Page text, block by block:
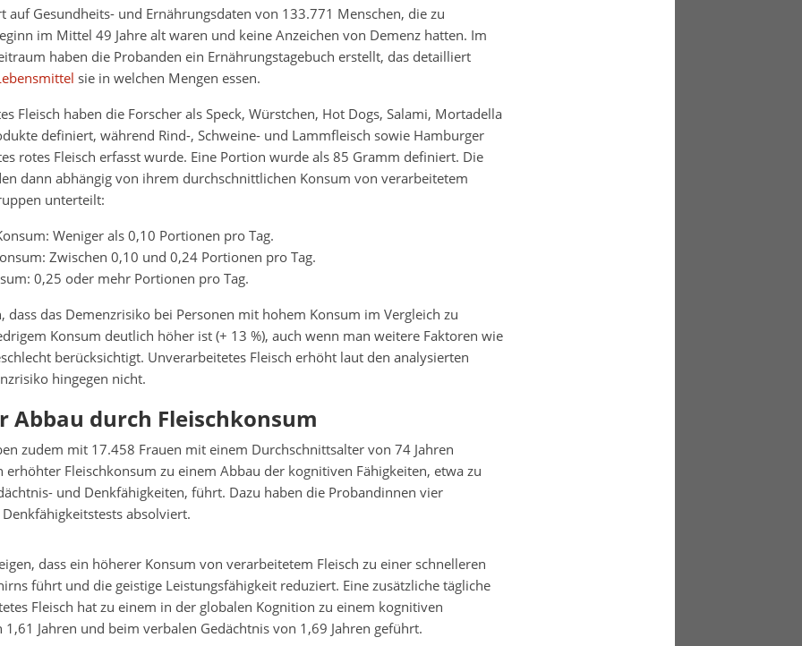
auf Gesundheits- und Ernährungsdaten von 133.771 Menschen, die zu
im Mittel 49 Jahre alt waren und keine Anzeichen von Demenz hatten. Im
haben die Probanden ein Ernährungstagebuch erstellt, das detailliert
sie in welchen Mengen essen.
Fleisch haben die Forscher als Speck, Würstchen, Hot Dogs, Salami, Mortadella
definiert, während Rind-, Schweine- und Lammfleisch sowie Hamburger
rotes Fleisch erfasst wurde. Eine Portion wurde als 85 Gramm definiert. Die
dann abhängig von ihrem durchschnittlichen Konsum von verarbeitetem
unterteilt:
Weniger als 0,10 Portionen pro Tag.
Zwischen 0,10 und 0,24 Portionen pro Tag.
0,25 oder mehr Portionen pro Tag.
dass das Demenzrisiko bei Personen mit hohem Konsum im Vergleich zu
Konsum deutlich höher ist (+ 13 %), auch wenn man weitere Faktoren wie
berücksichtigt. Unverarbeitetes Fleisch erhöht laut den analysierten
hingegen nicht.
Abbau durch Fleischkonsum
zudem mit 17.458 Frauen mit einem Durchschnittsalter von 74 Jahren
erhöhter Fleischkonsum zu einem Abbau der kognitiven Fähigkeiten, etwa zu
und Denkfähigkeiten, führt. Dazu haben die Probandinnen vier
absolviert.
dass ein höherer Konsum von verarbeitetem Fleisch zu einer schnelleren
führt und die geistige Leistungsfähigkeit reduziert. Eine zusätzliche tägliche
Fleisch hat zu einem in der globalen Kognition zu einem kognitiven
Jahren und beim verbalen Gedächtnis von 1,69 Jahren geführt.